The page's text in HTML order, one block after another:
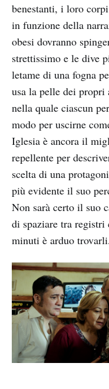
benestanti, i loro
in funzione della
obesi dovranno
strettissimo e le dive
letame di una fogna
usa la pelle dei propri
nella quale ciascun
modo per uscirne
Iglesia è ancora il
repellente per
scelta di una
più evidente il suo
Non sarà certo il suo
di spaziare tra
minuti è arduo trovarli.